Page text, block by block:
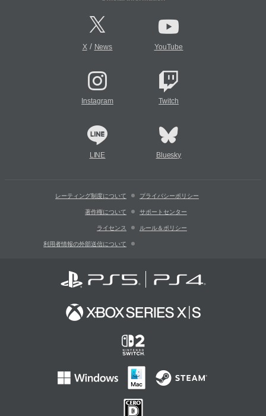
X/ News YouTube
Instagram Twitch
LINE Bluesky
レーティング制度について プライバシーポリシー
著作権について サポートセンター
ライセンス ルール＆ポリシー
利用者情報の外部送信について